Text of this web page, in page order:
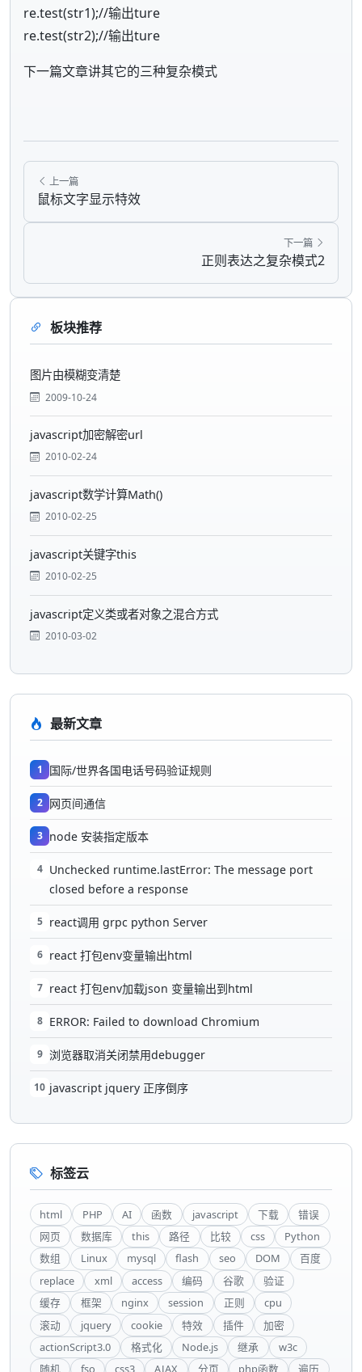
re.test(str1);//输出ture
re.test(str2);//输出ture
下一篇文章讲其它的三种复杂模式
上一篇
鼠标文字显示特效
下一篇
正则表达之复杂模式2
板块推荐
图片由模糊变清楚
2009-10-24
javascript加密解密url
2010-02-24
javascript数学计算Math()
2010-02-25
javascript关键字this
2010-02-25
javascript定义类或者对象之混合方式
2010-03-02
最新文章
1 国际/世界各国电话号码验证规则
2 网页间通信
3 node 安装指定版本
4 Unchecked runtime.lastError: The message port
closed before a response
5 react调用 grpc python Server
6 react 打包env变量输出html
7 react 打包env加载json 变量输出到html
8 ERROR: Failed to download Chromium
9 浏览器取消关闭禁用debugger
10 javascript jquery 正序倒序
标签云
html PHP AI 函数 javascript 下载
错误
网页
数据库 this 路径 比较 css
Python
数组
Linux mysql flash seo DOM
百度
replace
xml access 编码 谷歌
验证
缓存
框架 nginx session 正则
cpu
滚动
jquery cookie 特效 插件
加密
actionScript3.0
格式化 Node.js 继承
w3c
随机
fso css3 AJAX 分页 php函数 遍历